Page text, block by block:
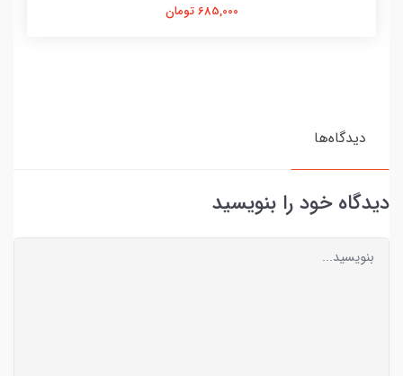
685,000 تومان
دیدگاه‌ها
دیدگاه خود را بنویسید